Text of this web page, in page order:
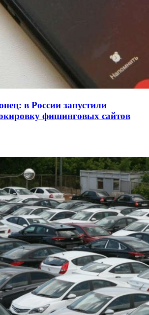
нарастили экспорт:
на 3,6 млн долларов
в России запустили
фишинговых сайтов